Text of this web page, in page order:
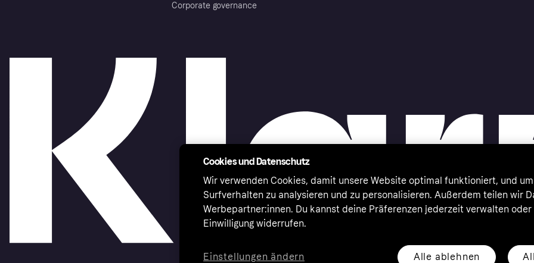
Corporate governance
Cookies und Datenschutz
Wir verwenden Cookies, damit unsere Website optimal funktioniert, und
Surfverhalten zu analysieren und zu personalisieren. Außerdem teilen wir
Werbepartner:innen. Du kannst deine Präferenzen jederzeit verwalten oder
Einwilligung widerrufen.
Alle ablehnen
Einstellungen ändern